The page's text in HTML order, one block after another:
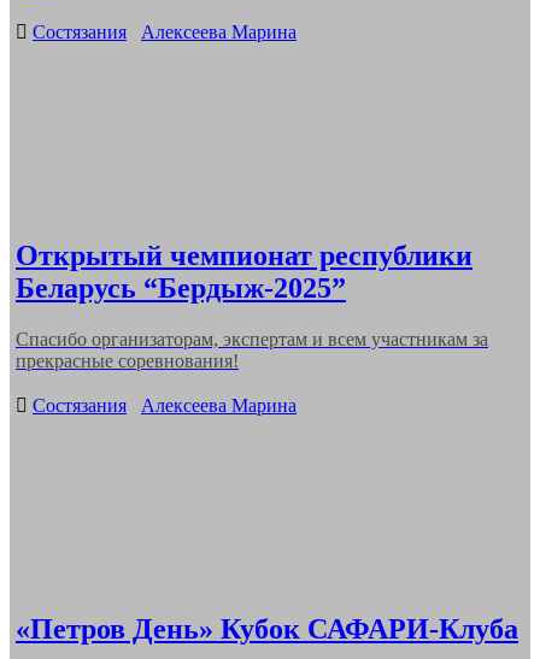
Categories
Состязания Алексеева Марина
Открытый чемпионат республики
Беларусь “Бердыж-2025”
Спасибо организаторам, экспертам и всем участникам за
прекрасные соревнования!
Categories
Состязания Алексеева Марина
«Петров День» Кубок САФАРИ-Клуба